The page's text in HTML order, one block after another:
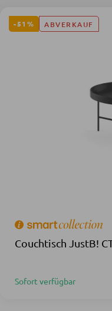
-51% ABVERKAUF
Couchtisch JustB!
Sofort verfügbar